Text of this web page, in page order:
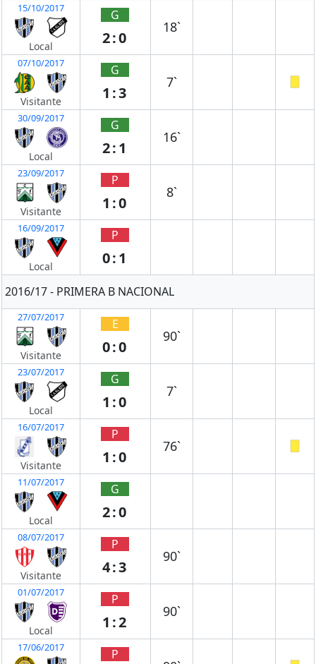
15/10/2017
Local
G
2:0
18`
07/10/2017
Visitante
G
1:3
7`
30/09/2017
Local
G
2:1
16`
23/09/2017
Visitante
P
1:0
8`
16/09/2017
Local
P
0:1
2016/17 - PRIMERA B NACIONAL
27/07/2017
Visitante
E
0:0
90`
23/07/2017
Local
G
1:0
7`
16/07/2017
Visitante
P
1:0
76`
11/07/2017
Local
G
2:0
08/07/2017
Visitante
P
4:3
90`
01/07/2017
Local
P
1:2
90`
17/06/2017 P